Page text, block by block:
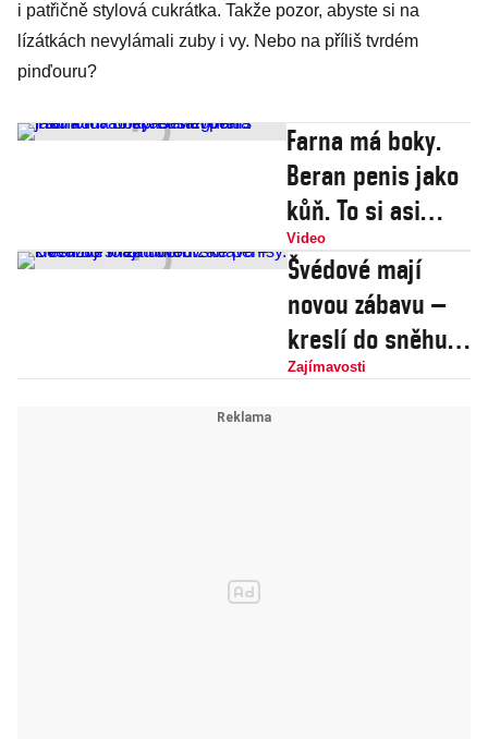
i patřičně stylová cukrátka. Takže pozor, abyste si na
lízátkách nevylámali zuby i vy. Nebo na příliš tvrdém
pinďouru?
Farna má boky.
Beran penis jako
kůň. To si asi
Meghan
Trainorová
nepředstavovala
Video
Švédové mají
novou zábavu –
kreslí do sněhu
obrovské penisy.
Zajímavosti